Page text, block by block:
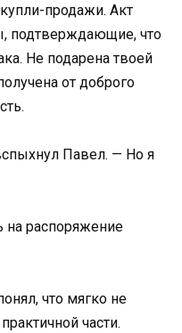
продажи. Акт
подтверждающие, что
Не подарена твоей
от доброго
Павел. — Но я
распоряжение
что мягко не
части.